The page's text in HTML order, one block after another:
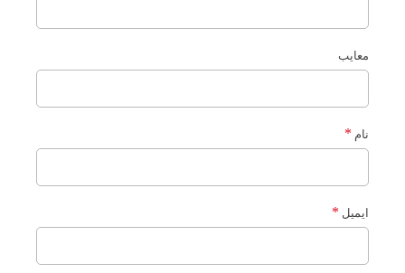
معایب
نام *
ایمیل *